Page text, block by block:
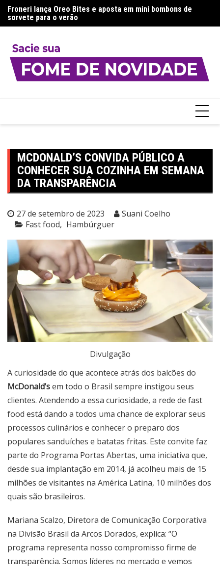
para
o
Froneri lança Oreo Bites e aposta em mini bombons de
sorvete para o verão
MCDONALD’S CONVIDA PÚBLICO A
CONHECER SUA COZINHA EM SEMANA
DA TRANSPARÊNCIA
27 de setembro de 2023
Suani Coelho
Fast food
Hambúrguer
Divulgação
A curiosidade do que acontece atrás dos balcões do
McDonald’sem todo o Brasil sempre instigou seus
clientes. Atendendo a essa curiosidade, a rede de fast
food está dando a todos uma chance de explorar seus
processos culinários e conhecer o preparo dos
populares sanduíches e batatas fritas. Este convite faz
parte do Programa Portas Abertas, uma iniciativa que,
desde sua implantação em 2014, já acolheu mais de 15
milhões de visitantes na América Latina, 10 milhões dos
quais são brasileiros.
Mariana Scalzo, Diretora de Comunicação Corporativa
na Divisão Brasil da Arcos Dorados, explica: “O
programa representa nosso compromisso firme de
transparência. Somos líderes no mercado e vemos